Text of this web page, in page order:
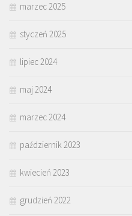
marzec 2025
styczeń 2025
lipiec 2024
maj 2024
marzec 2024
październik 2023
kwiecień 2023
grudzień 2022